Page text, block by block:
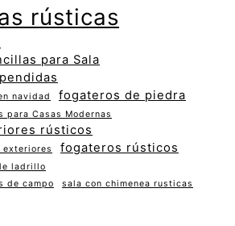
rústicas
para Sala
navidad fogateros de piedra
para Casas Modernas
rústicos
exteriores fogateros rústicos
ladrillo
de campo
sala con chimenea rusticas